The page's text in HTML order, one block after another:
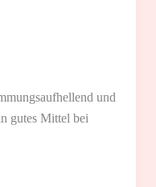
und
gutes Mittel bei